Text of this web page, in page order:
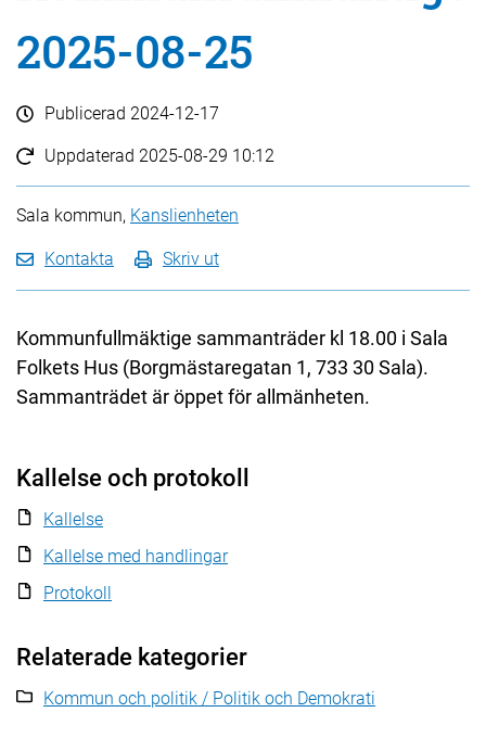
2025-08-25
Publicerad 2024-12-17
Uppdaterad 2025-08-29 10:12
Sala kommun, Kanslienheten
Kontakta Skriv ut
Kommunfullmäktige sammanträder kl 18.00 i Sala
Folkets Hus (Borgmästaregatan 1, 733 30 Sala).
Sammanträdet är öppet för allmänheten.
Kallelse och protokoll
Kallelse
Kallelse med handlingar
Protokoll
Relaterade kategorier
Kommun och politik / Politik och Demokrati